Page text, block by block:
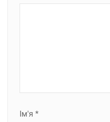
Ім'я *